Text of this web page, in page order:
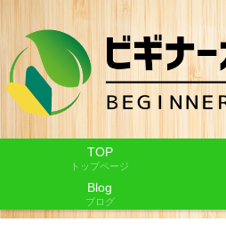
TOP
トップページ
Blog
ブログ